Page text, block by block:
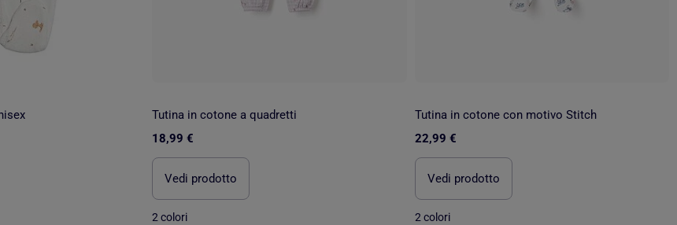
Tutina in cotone a quadretti
18,99 €
Vedi prodotto
2 colori
Tutina in cotone con motivo Stitch
22,99 €
Vedi prodotto
2 colori